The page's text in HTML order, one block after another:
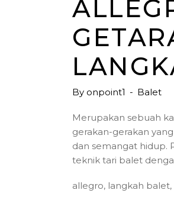
By onpoint1 Balet
Merupakan sebuah
gerakan-gerakan
dan semangat hidup.
teknik tari balet
allegro, langkah balet,